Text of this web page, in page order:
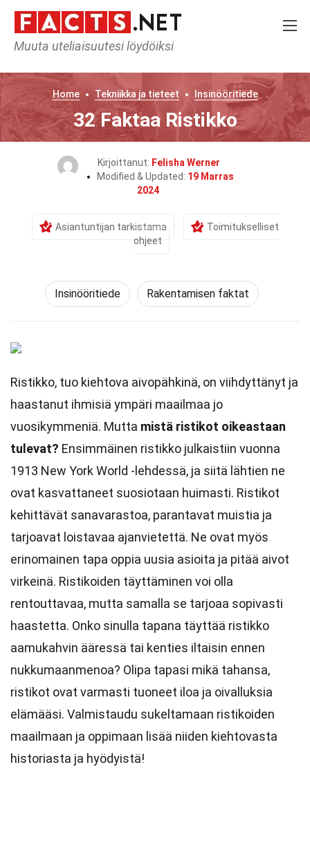
Muuta uteliaisuutesi löydöiksi
Home Tekniikka ja tieteet Insinööritiede
32 Faktaa Ristikko
Kirjoittanut: Felisha Werner
Modified & Updated: 19 Marras
2024
Asiantuntijan tarkistama
Toimitukselliset
ohjeet
Insinööritiede Rakentamisen faktat
Ristikko, tuo kiehtova aivopähkinä, on viihdyttänyt ja
haastanut ihmisiä ympäri maailmaa jo
vuosikymmeniä. Mutta mistä ristikot oikeastaan
tulevat? Ensimmäinen ristikko julkaistiin vuonna
1913 New York World -lehdessä, ja siitä lähtien ne
ovat kasvattaneet suosiotaan huimasti. Ristikot
kehittävät sanavarastoa, parantavat muistia ja
tarjoavat loistavaa ajanvietettä. Ne ovat myös
erinomainen tapa oppia uusia asioita ja pitää aivot
virkeinä. Ristikoiden täyttäminen voi olla
rentouttavaa, mutta samalla se tarjoaa sopivasti
haastetta. Onko sinulla tapana täyttää ristikko
aamukahvin ääressä tai kenties iltaisin ennen
nukkumaanmenoa? Olipa tapasi mikä tahansa,
ristikot ovat varmasti tuoneet iloa ja oivalluksia
elämääsi. Valmistaudu sukeltamaan ristikoiden
maailmaan ja oppimaan lisää niiden kiehtovasta
historiasta ja hyödyistä!